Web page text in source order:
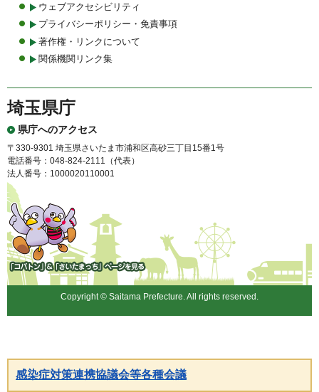
ウェブアクセシビリティ
プライバシーポリシー・免責事項
著作権・リンクについて
関係機関リンク集
埼玉県庁
県庁へのアクセス
〒330-9301 埼玉県さいたま市浦和区高砂三丁目15番1号
電話番号：048-824-2111（代表）
法人番号：1000020110001
「コバトン」&「さいたまっ
ち」
Copyright © Saitama Prefecture. All rights reserved.
感染症対策連携協議会等各種会議